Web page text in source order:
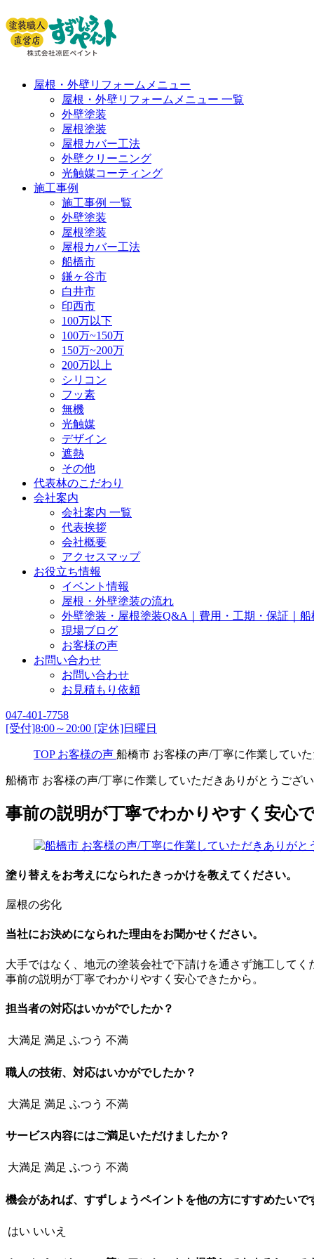
屋根・外壁リフォームメニュー
屋根・外壁リフォームメニュー 一覧
外壁塗装
屋根塗装
屋根カバー工法
外壁クリーニング
光触媒コーティング
施工事例
施工事例 一覧
外壁塗装
屋根塗装
屋根カバー工法
船橋市
鎌ヶ谷市
白井市
印西市
100万以下
100万~150万
150万~200万
200万以上
シリコン
フッ素
無機
光触媒
デザイン
遮熱
その他
代表林のこだわり
会社案内
会社案内 一覧
代表挨拶
会社概要
アクセスマップ
お役立ち情報
イベント情報
屋根・外壁塗装の流れ
外壁塗装・屋根塗装Q&A｜費用・工期・保証｜船
現場ブログ
お客様の声
お問い合わせ
お問い合わせ
お見積もり依頼
047-401-7758
[受付]8:00～20:00 [定休]日曜日
TOP お客様の声 船橋市 お客様の声/丁寧に作業してい
船橋市 お客様の声/丁寧に作業していただきありがとうござい
事前の説明が丁寧でわかりやすく安心
塗り替えをお考えになられたきっかけを教えてください。
屋根の劣化
当社にお決めになられた理由をお聞かせください。
大手ではなく、地元の塗装会社で下請けを通さず施工してく
事前の説明が丁寧でわかりやすく安心できたから。
担当者の対応はいかがでしたか？
大満足 満足 ふつう 不満
職人の技術、対応はいかがでしたか？
大満足 満足 ふつう 不満
サービス内容にはご満足いただけましたか？
大満足 満足 ふつう 不満
機会があれば、すずしょうペイントを他の方にすすめたいで
はい いいえ